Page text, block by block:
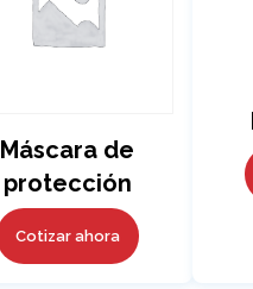
Máscara de
protección
Cotizar ahora